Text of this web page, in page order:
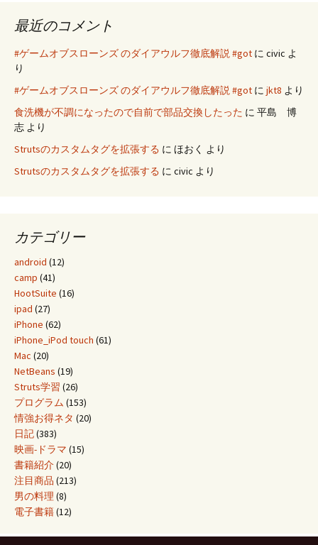
最近のコメント
#ゲームオブスローンズ のダイアウルフ徹底解説 #got に civic よ
り
#ゲームオブスローンズ のダイアウルフ徹底解説 #got に jkt8 より
食洗機が不調になったので自前で部品交換したった に 平島 博
志 より
Strutsのカスタムタグを拡張する に ほおく より
Strutsのカスタムタグを拡張する に civic より
カテゴリー
android (12)
camp (41)
HootSuite (16)
ipad (27)
iPhone (62)
iPhone_iPod touch (61)
Mac (20)
NetBeans (19)
Struts学習 (26)
プログラム (153)
情強お得ネタ (20)
日記(383)
映画-ドラマ (15)
書籍紹介(20)
注目商品 (213)
男の料理 (8)
電子書籍(12)